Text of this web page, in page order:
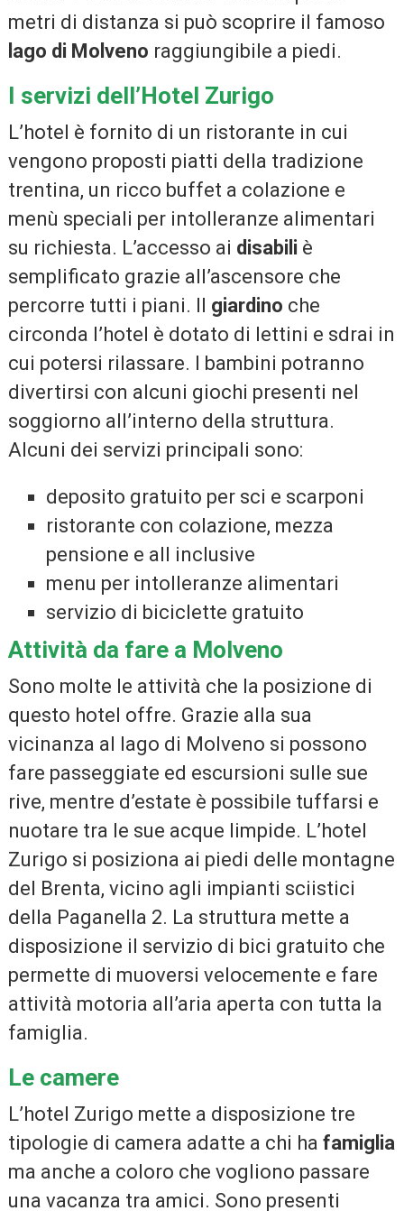
metri di distanza si può scoprire il famoso
lago di Molveno raggiungibile a piedi.
I servizi dell’Hotel Zurigo
L’hotel è fornito di un ristorante in cui
vengono proposti piatti della tradizione
trentina, un ricco buffet a colazione e
menù speciali per intolleranze alimentari
su richiesta. L’accesso ai disabili è
semplificato grazie all’ascensore che
percorre tutti i piani. Il giardino che
circonda l’hotel è dotato di lettini e sdrai in
cui potersi rilassare. I bambini potranno
divertirsi con alcuni giochi presenti nel
soggiorno all’interno della struttura.
Alcuni dei servizi principali sono:
deposito gratuito per sci e scarponi
ristorante con colazione, mezza
pensione e all inclusive
menu per intolleranze alimentari
servizio di biciclette gratuito
Attività da fare a Molveno
Sono molte le attività che la posizione di
questo hotel offre. Grazie alla sua
vicinanza al lago di Molveno si possono
fare passeggiate ed escursioni sulle sue
rive, mentre d’estate è possibile tuffarsi e
nuotare tra le sue acque limpide. L’hotel
Zurigo si posiziona ai piedi delle montagne
del Brenta, vicino agli impianti sciistici
della Paganella 2. La struttura mette a
disposizione il servizio di bici gratuito che
permette di muoversi velocemente e fare
attività motoria all’aria aperta con tutta la
famiglia.
Le camere
L’hotel Zurigo mette a disposizione tre
tipologie di camera adatte a chi ha famiglia
ma anche a coloro che vogliono passare
una vacanza tra amici. Sono presenti